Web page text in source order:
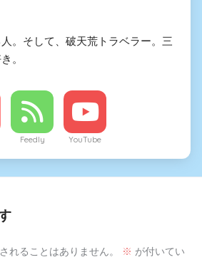
。そして、破天荒トラベラー。三
。
Feedly YouTube
れることはありません。 ※ が付いてい